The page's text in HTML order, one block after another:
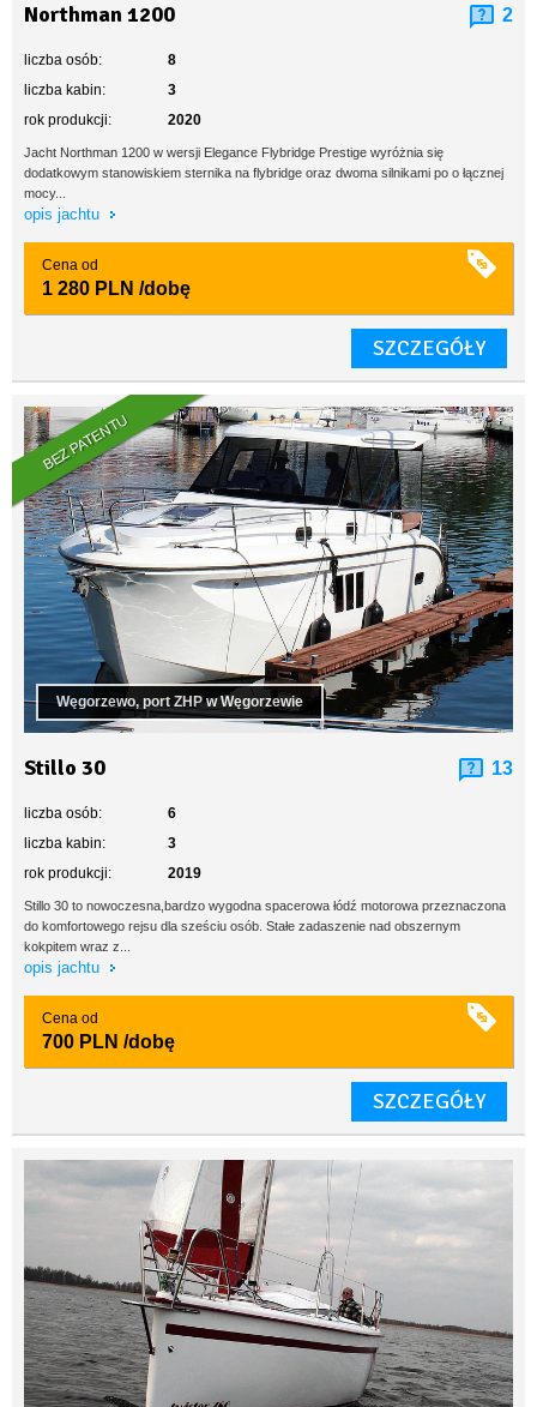
Northman 1200 2
liczba osób:
8
liczba kabin:
3
rok produkcji:
2020
Jacht Northman 1200 w wersji Elegance Flybridge Prestige wyróżnia się
dodatkowym stanowiskiem sternika na flybridge oraz dwoma silnikami po o łącznej
mocy...
opis jachtu
Cena od
1 280 PLN /dobę
SZCZEGÓŁY
BEZ PATENTU
Węgorzewo, port ZHP w Węgorzewie
Stillo 30 13
liczba osób:
6
liczba kabin:
3
rok produkcji:
2019
Stillo 30 to nowoczesna,bardzo wygodna spacerowa łódź motorowa przeznaczona
do komfortowego rejsu dla sześciu osób. Stałe zadaszenie nad obszernym
kokpitem wraz z...
opis jachtu
Cena od
700 PLN /dobę
SZCZEGÓŁY